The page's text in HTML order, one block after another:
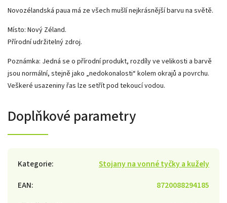
Novozélandská paua má ze všech mušlí nejkrásnější barvu na světě.
Místo: Nový Zéland.
Přírodní udržitelný zdroj.
Poznámka: Jedná se o přírodní produkt, rozdíly ve velikosti a barvě
jsou normální, stejně jako „nedokonalosti“ kolem okrajů a povrchu.
Veškeré usazeniny řas lze setřít pod tekoucí vodou.
Doplňkové parametry
Kategorie:
Stojany na vonné tyčky a kužely
EAN:
8720088294185